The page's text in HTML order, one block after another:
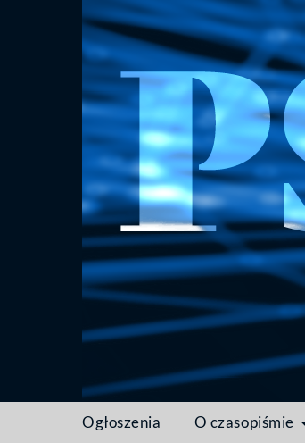
Ogłoszenia O czasopiśmie